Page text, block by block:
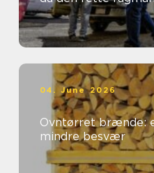
04. June 2026
Ovntørret brænde:
mindre besvær